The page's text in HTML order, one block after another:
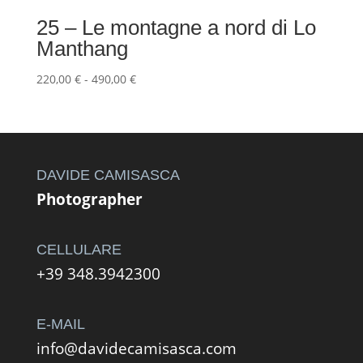
25 – Le montagne a nord di Lo
Manthang
220,00 € - 490,00 €Fascia
da
a
DAVIDE CAMISASCA
Photographer
CELLULARE
+39 348.3942300
E-MAIL
info@davidecamisasca.com